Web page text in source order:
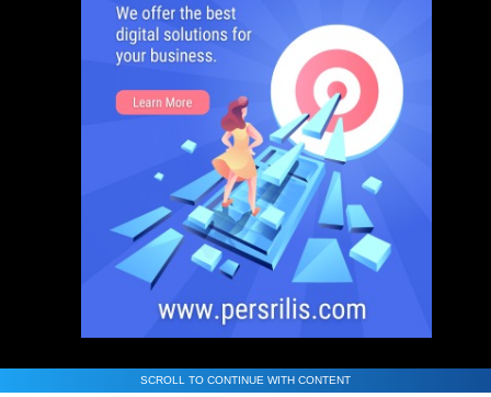
SCROLL TO CONTINUE WITH CONTENT